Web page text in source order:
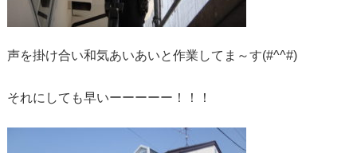
声を掛け合い和気あいあいと作業してま～す(#^^#)
それにしても早いーーーーー！！！